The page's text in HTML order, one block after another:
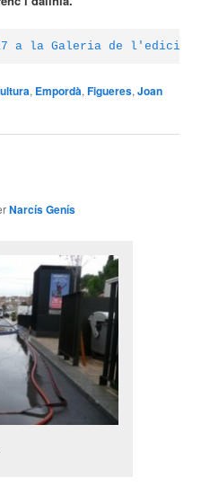
a la Galeria de l'edició
, Empordà,Figueres,Joan
Narcís Genís